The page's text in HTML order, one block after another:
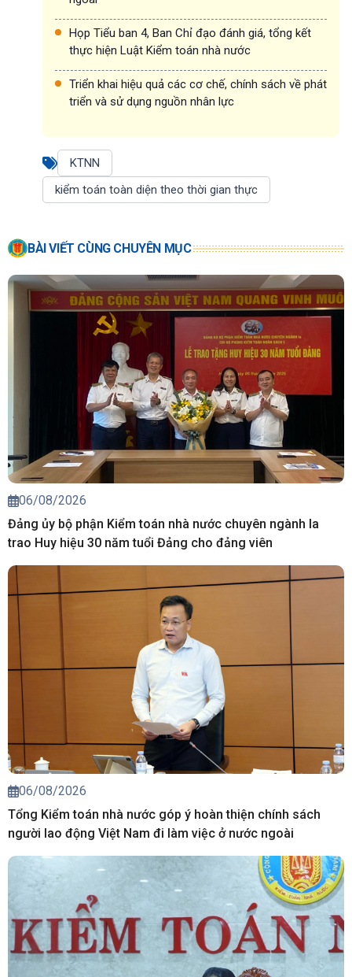
Họp Tiểu ban 4, Ban Chỉ đạo đánh giá, tổng kết
thực hiện Luật Kiểm toán nhà nước
Triển khai hiệu quả các cơ chế, chính sách về phát
triển và sử dụng nguồn nhân lực
KTNN
kiểm toán toàn diện theo thời gian thực
BÀI VIẾT CÙNG CHUYÊN MỤC
06/08/2026
Đảng ủy bộ phận Kiểm toán nhà nước chuyên ngành Ia
trao Huy hiệu 30 năm tuổi Đảng cho đảng viên
06/08/2026
Tổng Kiểm toán nhà nước góp ý hoàn thiện chính sách
người lao động Việt Nam đi làm việc ở nước ngoài